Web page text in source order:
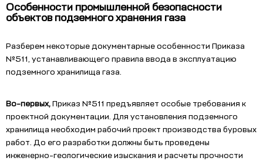
Особенности промышленной безопасности
объектов подземного хранения газа
Разберем некоторые документарные особенности Приказа
№511, устанавливающего правила ввода в эксплуатацию
подземного хранилища газа.
Во-первых,Приказ №511 предъявляет особые требования к
проектной документации. Для установления подземного
хранилища необходим рабочий проект производства буровых
работ. До его разработки должны быть проведены
инженерно-геологические изыскания и расчеты прочности